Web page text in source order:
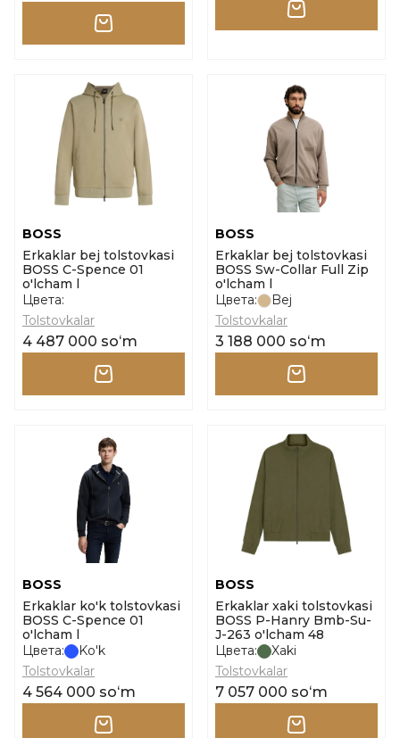
BOSS
Erkaklar bej tolstovkasi
BOSS C-Spence 01
o'lcham l
Цвета:
Tolstovkalar
4 487 000 soʻm
BOSS
Erkaklar bej tolstovkasi
BOSS Sw-Collar Full Zip
o'lcham l
Цвета:
Bej
Tolstovkalar
3 188 000 soʻm
BOSS
Erkaklar ko'k tolstovkasi
BOSS C-Spence 01
o'lcham l
Цвета:
Ko'k
Tolstovkalar
4 564 000 soʻm
BOSS
Erkaklar xaki tolstovkasi
BOSS P-Hanry Bmb-Su-
J-263 o'lcham 48
Цвета:
Xaki
Tolstovkalar
7 057 000 soʻm